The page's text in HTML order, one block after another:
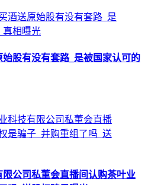
股有没有套路_是被国家认可的
公司私董会直播间认购茶叶业